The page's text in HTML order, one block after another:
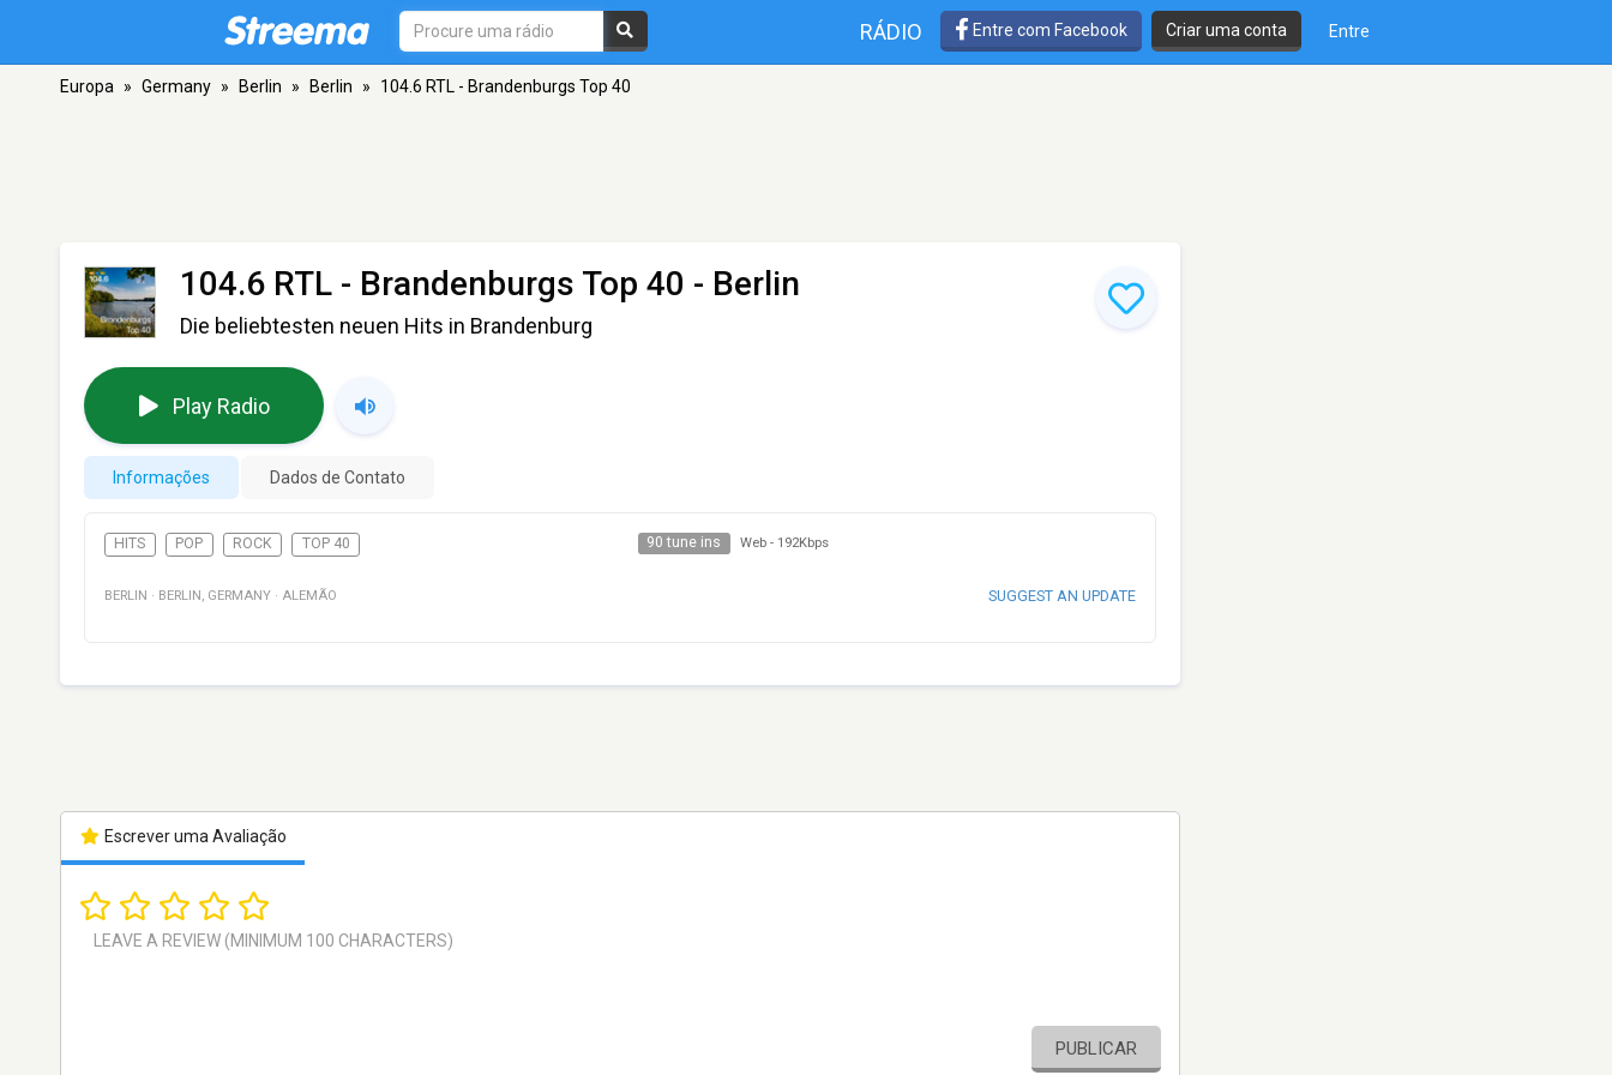
RÁDIO Entre com Facebook Criar uma conta Entre
Europa » Germany » Berlin » Berlin » 104.6 RTL - Brandenburgs Top 40
104.6 RTL - Brandenburgs Top 40 - Berlin
Die beliebtesten neuen Hits in Brandenburg
Play Radio
Informações Dados de Contato
HITS POP ROCK TOP 40 90 tune ins Web - 192Kbps
BERLIN · BERLIN , GERMANY · ALEMÃO SUGGEST AN UPDATE
Escrever uma Avaliação
PUBLICAR